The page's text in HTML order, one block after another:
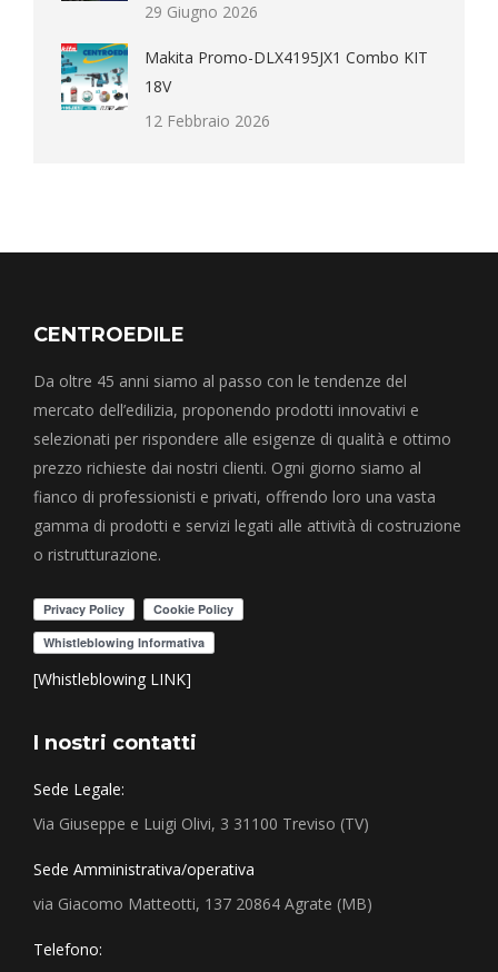
29 Giugno 2026
Makita Promo-DLX4195JX1 Combo KIT
18V
12 Febbraio 2026
CENTROEDILE
Da oltre 45 anni siamo al passo con le tendenze del
mercato dell’edilizia, proponendo prodotti innovativi e
selezionati per rispondere alle esigenze di qualità e ottimo
prezzo richieste dai nostri clienti. Ogni giorno siamo al
fianco di professionisti e privati, offrendo loro una vasta
gamma di prodotti e servizi legati alle attività di costruzione
o ristrutturazione.
[Whistleblowing LINK]
I nostri contatti
Sede Legale:
Via Giuseppe e Luigi Olivi, 3 31100 Treviso (TV)
Sede Amministrativa/operativa
via Giacomo Matteotti, 137 20864 Agrate (MB)
Telefono: